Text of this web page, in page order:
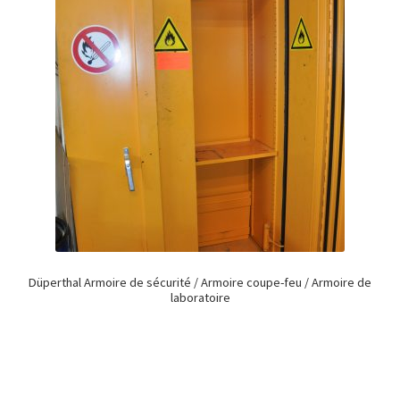
Düperthal Armoire de sécurité / Armoire coupe-feu / Armoire de
laboratoire